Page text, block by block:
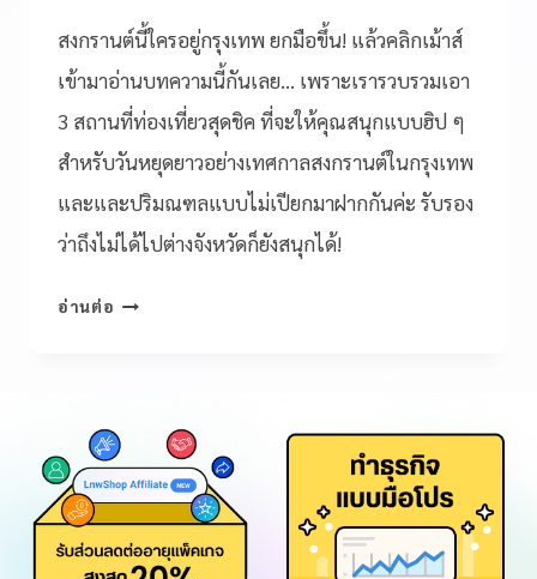
สงกรานต์นี้ใครอยู่กรุงเทพ ยกมือขึ้น! แล้วคลิกเม้าส์
เข้ามาอ่านบทความนี้กันเลย… เพราะเรารวบรวมเอา
3 สถานที่ท่องเที่ยวสุดชิค ที่จะให้คุณสนุกแบบฮิป ๆ
สำหรับวันหยุดยาวอย่างเทศกาลสงกรานต์ในกรุงเทพ
และและปริมณฑลแบบไม่เปียกมาฝากกันค่ะ รับรอง
ว่าถึงไม่ได้ไปต่างจังหวัดก็ยังสนุกได้!
อ่านต่อ